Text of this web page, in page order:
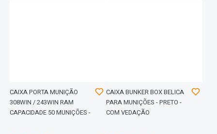
CAIXA PORTA MUNIÇÃO
308WIN / 243WIN RAM
CAPACIDADE 50 MUNIÇÕES -
CAIXA BUNKER BOX BELICA
PARA MUNIÇÕES - PRETO -
COM VEDAÇÃO